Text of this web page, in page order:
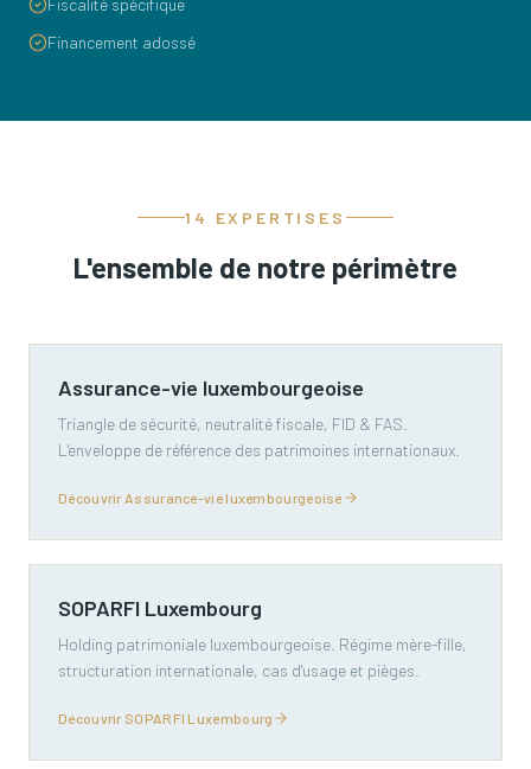
Fiscalité spécifique
Financement adossé
14 EXPERTISES
L'ensemble de notre périmètre
Assurance-vie luxembourgeoise
Triangle de sécurité, neutralité fiscale, FID & FAS.
L'enveloppe de référence des patrimoines internationaux.
Découvrir Assurance-vie luxembourgeoise
SOPARFI Luxembourg
Holding patrimoniale luxembourgeoise. Régime mère-fille,
structuration internationale, cas d'usage et pièges.
Découvrir SOPARFI Luxembourg